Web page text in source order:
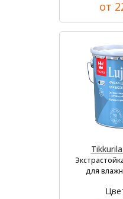
от
для